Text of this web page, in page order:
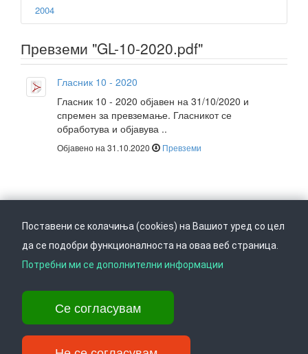
2004
Превземи "GL-10-2020.pdf"
Гласник 10 - 2020
Гласник 10 - 2020 објавен на 31/10/2020 и
спремен за превземање. Гласникот се
обработува и објавува ..
Објавено на 31.10.2020 Превземи
Врати се горе Следете не на
Ул. Даме Груев 14, Катна гаража Беко на 1-виот кат, 1000 Скопје,
Тел: +389 2 3103 601 (641), Факс: +389 2 3137 149 |
info@ippo.gov.mk
Поставени се колачиња (cookies) на Вашиот уред со цел
да се подобри функционалноста на оваа веб страница.
Потребни ми се дополнителни информации
Се согласувам